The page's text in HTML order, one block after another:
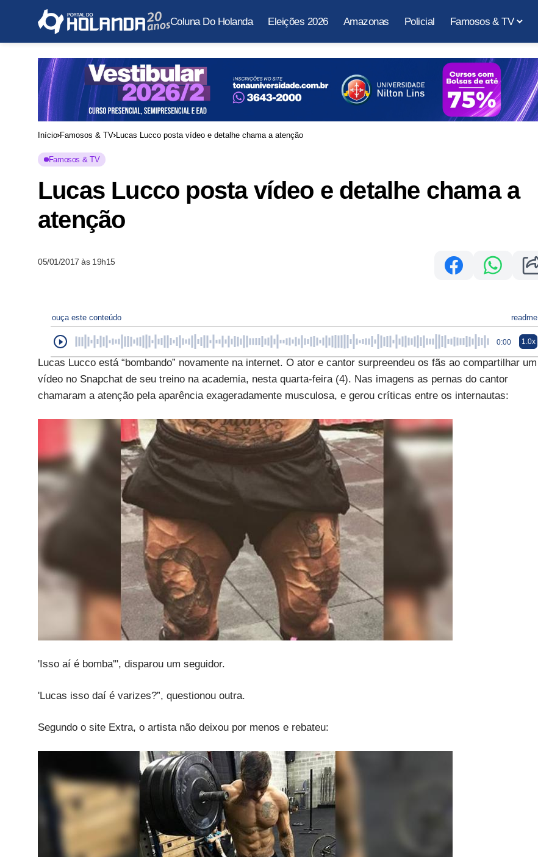
Coluna Do Holanda Eleições 2026 Amazonas Policial Famosos & TV
Início Famosos & TV Lucas Lucco posta vídeo e detalhe chama a atenção
Famosos & TV
Lucas Lucco posta vídeo e detalhe chama a
atenção
05/01/2017 às 19h15
ouça este conteúdo readme
0:00 1.0x
Lucas Lucco está “bombando” novamente na internet. O ator e cantor surpreendeu os fãs ao compartilhar um
vídeo no Snapchat de seu treino na academia, nesta quarta-feira (4). Nas imagens as pernas do cantor
chamaram a atenção pela aparência exageradamente musculosa, e gerou críticas entre os internautas:
'Isso aí é bomba'", disparou um seguidor.
'Lucas isso daí é varizes?”, questionou outra.
Segundo o site Extra, o artista não deixou por menos e rebateu: